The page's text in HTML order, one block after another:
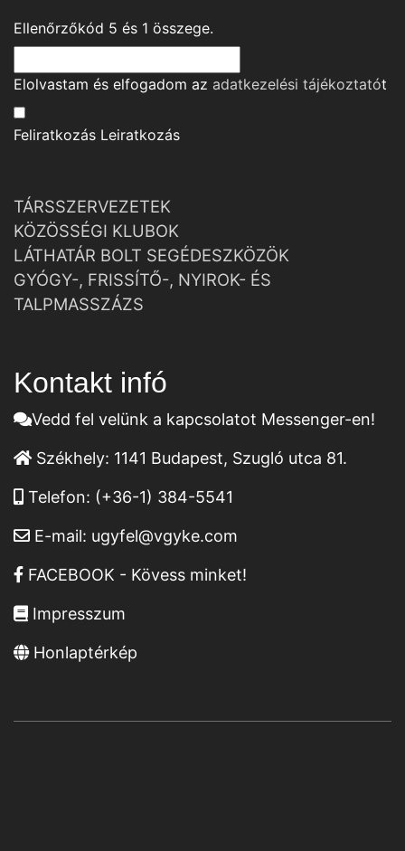
Ellenőrzőkód 5 és 1 összege.
Elolvastam és elfogadom az adatkezelési tájékoztatót
Feliratkozás Leiratkozás
TÁRSSZERVEZETEK
KÖZÖSSÉGI KLUBOK
LÁTHATÁR BOLT SEGÉDESZKÖZÖK
GYÓGY-, FRISSÍTŐ-, NYIROK- ÉS
TALPMASSZÁZS
Kontakt infó
Vedd fel velünk a kapcsolatot Messenger-en!
Székhely: 1141 Budapest, Szugló utca 81.
Telefon: (+36-1) 384-5541
E-mail: ugyfel@vgyke.com
FACEBOOK - Kövess minket!
Impresszum
Honlaptérkép